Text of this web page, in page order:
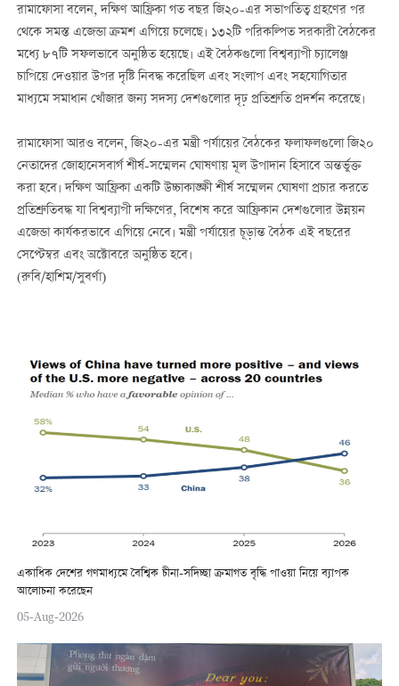
রামাফোসা বলেন, দক্ষিণ আফ্রিকা গত বছর জি২০-এর সভাপতিত্ব গ্রহণের পর
থেকে সমস্ত এজেন্ডা ক্রমশ এগিয়ে চলেছে। ১৩২টি পরিকল্পিত সরকারী বৈঠকের
মধ্যে ৮৭টি সফলভাবে অনুষ্ঠিত হয়েছে। এই বৈঠকগুলো বিশ্বব্যাপী চ্যালেঞ্জ
চাপিয়ে দেওয়ার উপর দৃষ্টি নিবদ্ধ করেছিল এবং সংলাপ এবং সহযোগিতার
মাধ্যমে সমাধান খোঁজার জন্য সদস্য দেশগুলোর দৃঢ় প্রতিশ্রুতি প্রদর্শন করেছে।
রামাফোসা আরও বলেন, জি২০-এর মন্ত্রী পর্যায়ের বৈঠকের ফলাফলগুলো জি২০
নেতাদের জোহানেসবার্গ শীর্ষ-সম্মেলন ঘোষণায় মূল উপাদান হিসাবে অন্তর্ভুক্ত
করা হবে। দক্ষিণ আফ্রিকা একটি উচ্চাকাঙ্ক্ষী শীর্ষ সম্মেলন ঘোষণা প্রচার করতে
প্রতিশ্রুতিবদ্ধ যা বিশ্বব্যাপী দক্ষিণের, বিশেষ করে আফ্রিকান দেশগুলোর উন্নয়ন
এজেন্ডা কার্যকরভাবে এগিয়ে নেবে। মন্ত্রী পর্যায়ের চূড়ান্ত বৈঠক এই বছরের
সেপ্টেম্বর এবং অক্টোবরে অনুষ্ঠিত হবে।
(রুবি/হাশিম/সুবর্ণা)
একাধিক দেশের গণমাধ্যমে বৈশ্বিক চীনা-সদিচ্ছা ক্রমাগত বৃদ্ধি পাওয়া নিয়ে ব্যাপক
আলোচনা করেছেন
05-Aug-2026